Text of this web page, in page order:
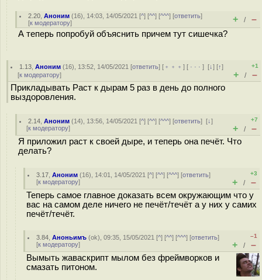
2.20 ,Аноним (16), 14:03, 14/05/2021 [^] [^^] [^^^] [ответить]
[к модератору] + / –
А теперь попробуй объяснить причем тут сишечка?
1.13 ,Аноним (16), 13:52, 14/05/2021 [ответить] [ ﹢﹢﹢] [ · · ·][↓] [↑]
[к модератору]
+1
+ / –
Прикладывать Раст к дырам 5 раз в день до полного
выздоровления.
2.14 ,Аноним (14), 13:56, 14/05/2021 [^] [^^] [^^^] [ответить][↓]
[к модератору]
+7
+ / –
Я приложил раст к своей дыре, и теперь она печёт. Что
делать?
3.17 ,Аноним (16), 14:01, 14/05/2021 [^] [^^] [^^^] [ответить]
[к модератору]
+3
+ / –
Теперь самое главное доказать всем окружающим что у
вас на самом деле ничего не печёт/течёт а у них у самих
печёт/течёт.
3.84 ,Аноньимъ (ok), 09:35, 15/05/2021 [^] [^^] [^^^] [ответить]
[к модератору]
–1
+ / –
Вымыть жаваскрипт мылом без фреймворков и
смазать питоном.